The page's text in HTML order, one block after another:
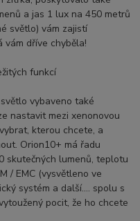
a jas 1 lux na 450 metrů
světlo) vám zajistí
dříve chyběla!
funkcí
vybaveno také
nastavit mezi xenonovou
kterou chcete, a
Orion10+ má řadu
skutečných lumenů, teplotu
/ EMC (vysvětleno ve
systém a další.... spolu s
pocit, že ho chcete